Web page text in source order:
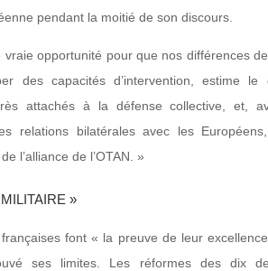
pendant la moitié de son discours.
opportunité pour que nos différences
des capacités d’intervention, estime le
attachés à la défense collective, et,
relations bilatérales avec les
l’alliance de l’OTAN. »
»
font « la preuve de leur
ses limites. Les réformes des dix